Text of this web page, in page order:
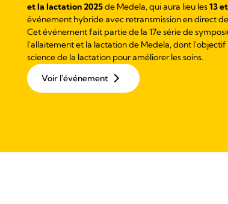
et la lactation 2025de Medela, qui aura lieu les13
événement hybride avec retransmission en direct
Cet événement fait partie de la 17e série de
l'allaitement et la lactation de Medela, dont
science de la lactation pour améliorer les soins.
Voir l'événement